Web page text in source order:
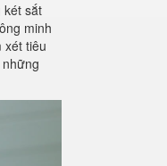
két sắt
minh
xét tiêu